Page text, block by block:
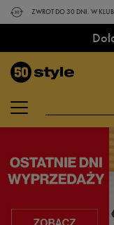
ZWROT DO 30 DNI. W